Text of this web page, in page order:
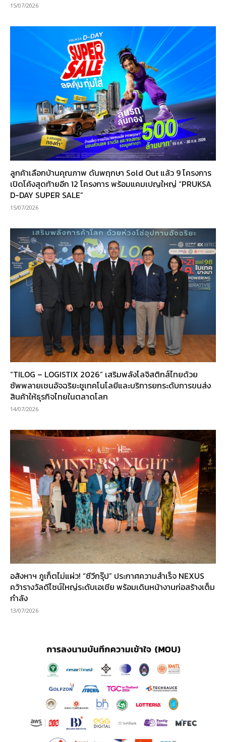
15/07/2026
ลูกค้าเลือกบ้านคุณภาพ ดันพฤกษา Sold Out แล้ว 9 โครงการ
เปิดโค้งสุดท้ายอีก 12 โครงการ พร้อมแคมเปญใหญ่ “PRUKSA
D-DAY SUPER SALE”
15/07/2026
“TILOG – LOGISTIX 2026” เสริมพลังโลจิสติกส์ไทยด้วย
ซัพพลายเชนอัจฉริยะชูเทคโนโลยีและบริการยกระดับการขนส่ง
สินค้าให้ธุรกิจไทยในตลาดโลก
14/07/2026
อสังหาฯ ภูเก็ตไม่แผ่ว! “ซีวีกรุ๊ป” ประกาศความสำเร็จ NEXUS
คว้ารางวัลดีไซน์ใหญ่ระดับเอเชีย พร้อมเดินหน้างานก่อสร้างเต็ม
กำลัง
13/07/2026